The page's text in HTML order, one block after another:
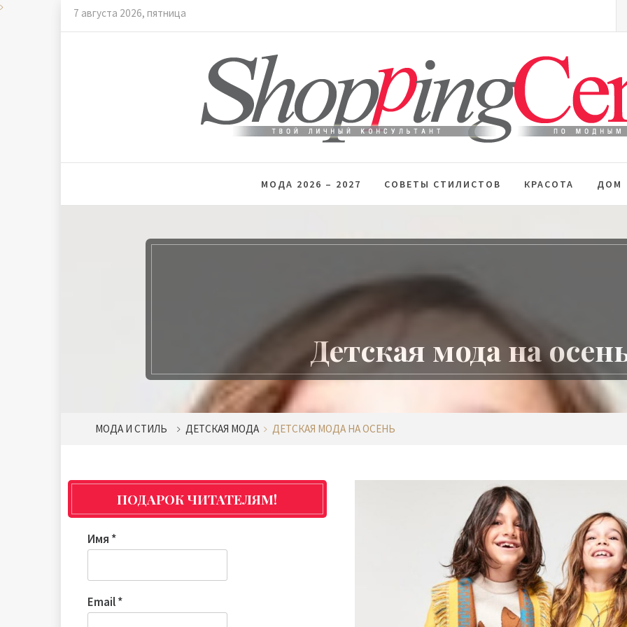
Skip
7 августа 2026, пятница
Мода и стиль
МОДА 2026 – 2027 СОВЕТЫ СТИЛИСТОВ КРАСОТА ДОМ
Детская мода на
МОДА И СТИЛЬ ДЕТСКАЯ МОДА ДЕТСКАЯ МОДА НА ОСЕНЬ
ПОДАРОК ЧИТАТЕЛЯМ!
Имя *
Email*